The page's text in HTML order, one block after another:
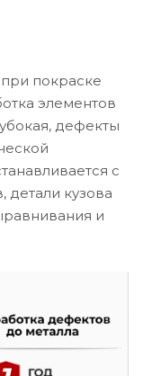
покраске
элементов
дефекты
с
кузова
и